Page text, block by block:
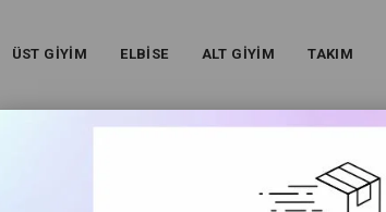
ÜST GİYİM ELBİSE ALT GİYİM TAKIM